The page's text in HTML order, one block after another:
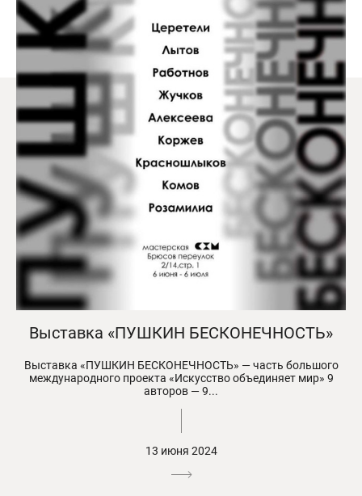
Выставка «ПУШКИН БЕСКОНЕЧНОСТЬ»
Выставка «ПУШКИН БЕСКОНЕЧНОСТЬ» — часть большого
международного проекта «Искусство объединяет мир» 9
авторов — 9...
13 июня 2024